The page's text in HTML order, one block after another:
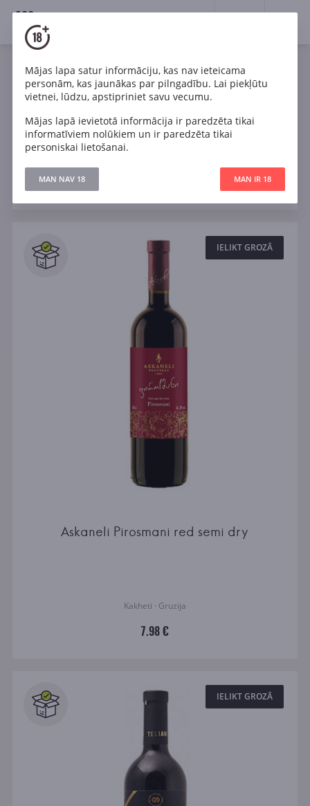
18+
Grūzija Rozā Balts Sauss
Pussauss Pussalds Salds
Filtri ATJAUNOT
Visi IELIKT GROZĀ
Askaneli Pirosmani red semi dry
Kakheti · Gruzija
7.98 €
IELIKT GROZĀ
Mājas lapa satur informāciju, kas nav ieteicama
personām, kas jaunākas par pilngadību. Lai piekļūtu
vietnei, lūdzu, apstipriniet savu vecumu.
Mājas lapā ievietotā informācija ir paredzēta tikai
informatīviem nolūkiem un ir paredzēta tikai
personiskai lietošanai.
MAN NAV 18 MAN IR 18